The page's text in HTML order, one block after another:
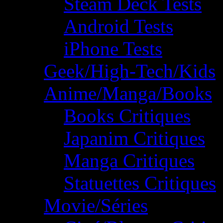
Android Tests
iPhone Tests
Geek/High-Tech/Kids
Anime/Manga/Books
Books Critiques
Japanim Critiques
Manga Critiques
Statuettes Critiques
Movie/Séries